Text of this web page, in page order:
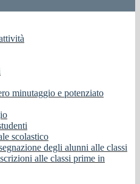
minutaggio e potenziato
scolastico
degli alunni alle classi
alle classi prime in